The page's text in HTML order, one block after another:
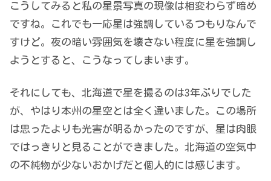
こうしてみると私の星景写真の現像は相変わらず暗め
ですね。これでも一応星は強調しているつもりなんで
すけど。夜の暗い雰囲気を壊さない程度に星を強調し
ようとすると、こうなってしまいます。
それにしても、北海道で星を撮るのは3年ぶりでした
が、やはり本州の星空とは全く違いました。この場所
は思ったよりも光害が明るかったのですが、星は肉眼
ではっきりと見ることができました。北海道の空気中
の不純物が少ないおかげだと個人的には感じます。